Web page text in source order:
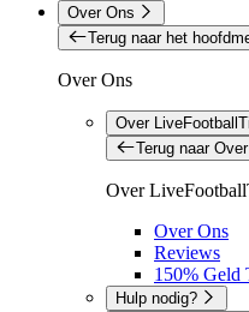
Over Ons
Terug naar het
Over Ons
Over
Terug naar
Over
Over Ons
Reviews
150% Geld
Hulp nodig?